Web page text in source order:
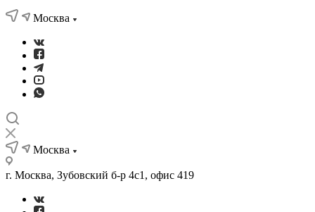
Москва
Москва
г. Москва, Зубовский б-р 4с1, офис 419